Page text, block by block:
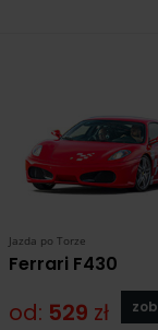
Jazda po Torze
Ferrari F430
od: 529 zł